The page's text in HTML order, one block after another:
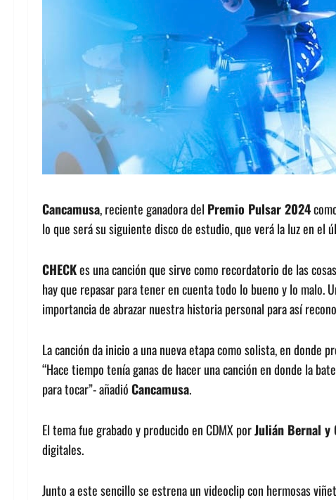
Cancamusa, reciente ganadora del Premio Pulsar 2024
lo que será su siguiente disco de estudio, que verá la luz en el
CHECKes una canción que sirve como recordatorio de las
hay que repasar para tener en cuenta todo lo bueno y lo malo.
importancia de abrazar nuestra historia personal para así
La canción da inicio a una nueva etapa como solista, en donde
“Hace tiempo tenía ganas de hacer una canción en donde la
para tocar”- añadióCancamusa.
El tema fue grabado y producido en CDMX porJulián Bernal y
digitales.
Junto a este sencillo se estrena un videoclip con hermosas